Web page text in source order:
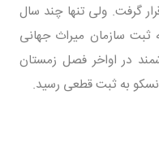
قرار گرفت. ولی تنها چند سال
سازمان میراث جهانی
در اواخر فصل زمستان